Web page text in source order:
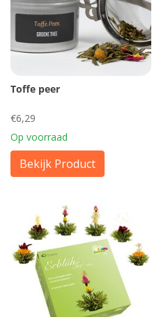
Toffe peer
€6,29
Op voorraad
Bekijk Product